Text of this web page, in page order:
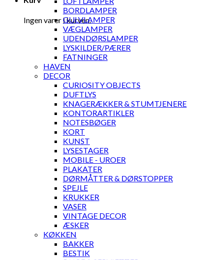
Ingen varer i kurven.
BORDLAMPER
GULVLAMPER
VÆGLAMPER
UDENDØRSLAMPER
LYSKILDER/PÆRER
FATNINGER
HAVEN
DECOR
CURIOSITY OBJECTS
DUFTLYS
KNAGERÆKKER & STUMTJENERE
KONTORARTIKLER
NOTESBØGER
KORT
KUNST
LYSESTAGER
MOBILE - UROER
PLAKATER
DØRMÅTTER & DØRSTOPPER
SPEJLE
KRUKKER
VASER
VINTAGE DECOR
ÆSKER
KØKKEN
BAKKER
BESTIK